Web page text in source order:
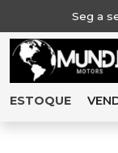
Seg a
ESTOQUE